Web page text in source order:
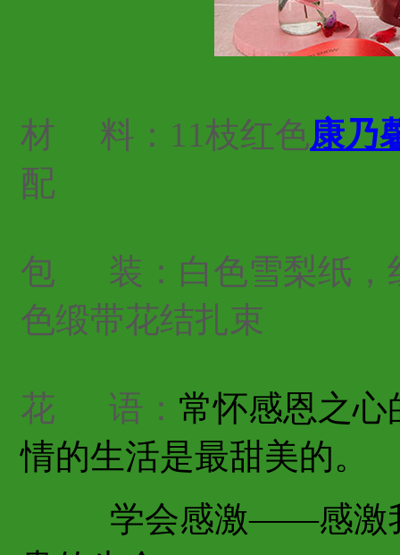
材 料：11枝红色康乃
配
包
装：白色雪梨纸
色缎带花结扎束
花 语： 常怀感恩之
情的生活是最甜美的。
学会感激——感激我